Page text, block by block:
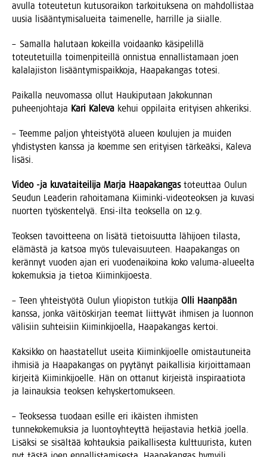
avul­la toteu­te­tun kutuso­rai­kon tar­koi­tuk­se­na on mah­dol­lis­taa
uusia lisään­ty­mi­sa­luei­ta tai­me­nel­le, har­ril­le ja siialle.
– Samal­la halu­taan kokeil­la voi­daan­ko käsi­pe­lil­lä
toteu­te­tuil­la toi­men­pi­teil­lä onnis­tua ennal­lis­ta­maan joen
kala­la­jis­ton lisään­ty­mis­paik­ko­ja, Haa­pa­kan­gas totesi.
Pai­kal­la neu­vo­mas­sa ollut Hau­ki­pu­taan Jako­kun­nan
puheen­joh­ta­ja Kari Kale­va kehui oppi­lai­ta eri­tyi­sen ahkeriksi.
– Teem­me pal­jon yhteis­työ­tä alu­een kou­lu­jen ja mui­den
yhdis­tys­ten kans­sa ja koem­me sen eri­tyi­sen tär­keäk­si, Kale­va
lisäsi.
Video ‑ja kuva­tai­tei­li­ja Mar­ja Haa­pa­kan­gastoteut­taa Oulun
Seu­dun Lea­de­rin rahoi­ta­ma­na Kii­min­ki-video­teok­sen ja kuva­si
nuor­ten työs­ken­te­lyä. Ensi-ilta teok­sel­la on 12.9.
Teok­sen tavoit­tee­na on lisä­tä tie­toi­suut­ta lähi­joen tilas­ta,
elä­mäs­tä ja kat­soa myös tule­vai­suu­teen. Haa­pa­kan­gas on
kerän­nyt vuo­den ajan eri vuo­de­nai­koi­na koko valu­ma-alu­eel­ta
koke­muk­sia ja tie­toa Kiiminkijoesta.
– Teen yhteis­työ­tä Oulun yli­opis­ton tut­ki­ja Olli Haan­pään
kans­sa, jon­ka väi­tös­kir­jan tee­mat liit­ty­vät ihmi­sen ja luon­non
väli­siin suh­tei­siin Kii­min­ki­joel­la, Haa­pa­kan­gas kertoi.
Kak­sik­ko on haas­ta­tel­lut usei­ta Kii­min­ki­joel­le omis­tau­tu­nei­ta
ihmi­siä ja Haa­pa­kan­gas on pyy­tä­nyt pai­kal­li­sia kir­joit­ta­maan
kir­jei­tä Kii­min­ki­joel­le. Hän on otta­nut kir­jeis­tä ins­pi­raa­tio­ta
ja lai­nauk­sia teok­sen kehyskertomukseen.
– Teok­ses­sa tuo­daan esil­le eri ikäis­ten ihmis­ten
tun­ne­ko­ke­muk­sia ja luon­to­yh­teyt­tä hei­jas­ta­via het­kiä joel­la.
Lisäk­si se sisäl­tää koh­tauk­sia pai­kal­li­ses­ta kult­tuu­ris­ta, kuten